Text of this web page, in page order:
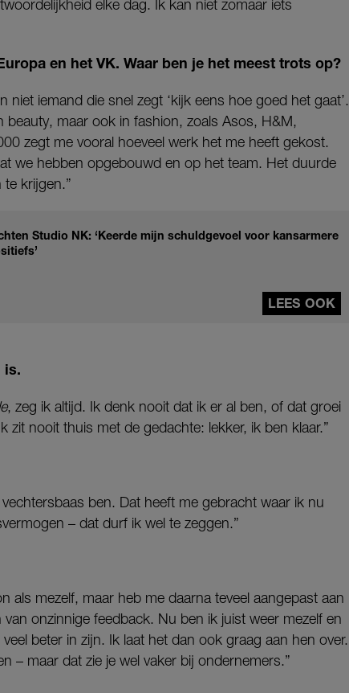
elke dag. Ik kan niet zomaar iets
en het VK. Waar ben je het meest trots op?
niet iemand die snel zegt ‘kijk eens hoe goed het gaat’.
beauty, maar ook in fashion, zoals Asos, H&M,
zegt me vooral hoeveel werk het me heeft gekost.
we hebben opgebouwd en op het team. Het duurde
krijgen.”
Studio NK: ‘Keerde mijn schuldgevoel voor kansarmere
LEES OOK
is.
, zeg ik altijd. Ik denk nooit dat ik er al ben, of dat groei
zit nooit thuis met de gedachte: lekker, ik ben klaar.”
ben. Dat heeft me gebracht waar ik nu
– dat durf ik wel te zeggen.”
als mezelf, maar heb me daarna teveel aangepast aan
onzinnige feedback. Nu ben ik juist weer mezelf en
beter in zijn. Ik laat het dan ook graag aan hen over.
– maar dat zie je wel vaker bij ondernemers.”